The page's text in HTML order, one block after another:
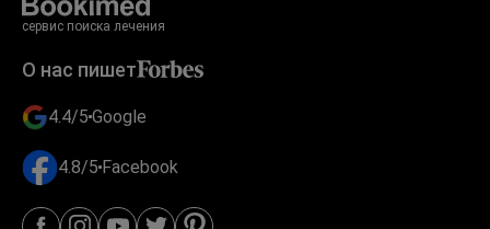
сервис поиска лечения
О нас пишет
4.4/5 Google
4.8/5 Facebook